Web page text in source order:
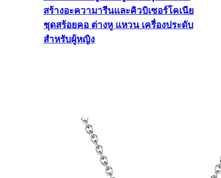
สร้างอะความารีนและคิวบิเซอร์โคเนีย
ชุดสร้อยคอ ต่างหู แหวน เครื่องประดับ
สำหรับผู้หญิง